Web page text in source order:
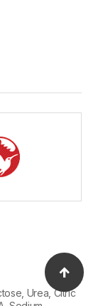
Urea, Citric